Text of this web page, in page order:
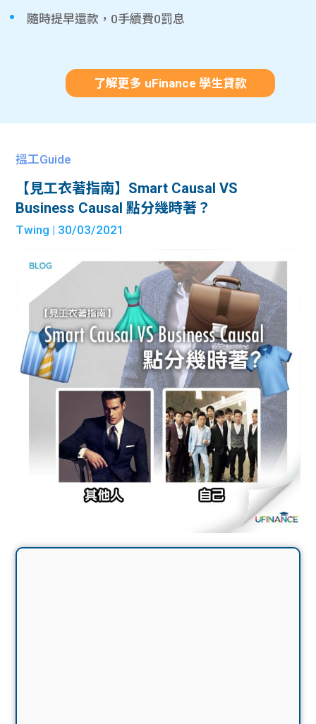
隨時提早還款，0手續費0罰息
了解更多 uFinance 學生貸款
搵工Guide
【見工衣著指南】Smart Causal VS
Business Causal 點分幾時著？
Twing | 30/03/2021